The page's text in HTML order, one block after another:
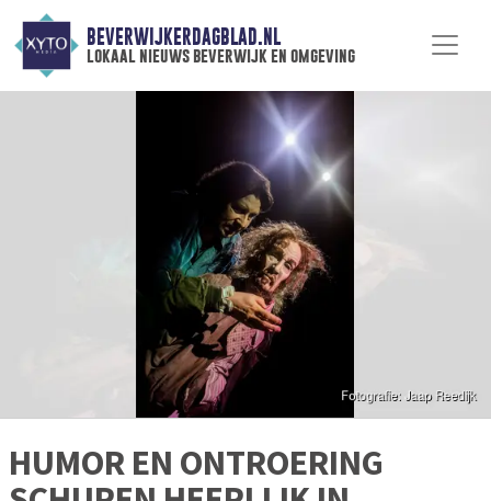
BEVERWIJKERDAGBLAD.NL
lokaal nieuws beverwijk en omgeving
HUMOR EN ONTROERING